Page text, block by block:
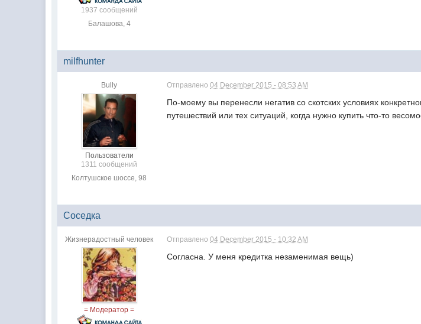
1937 сообщений
Балашова, 4
milfhunter
Bully
Пользователи
1311 сообщений
Колтушское шоссе, 98
Отправлено04 December 2015 - 08:53 AM
По-моему вы перенесли негатив со скотских условиях
путешествий или тех ситуаций, когда нужно купить что-то
Соседка
Жизнерадостный человек
= Модератор =
Отправлено04 December 2015 - 10:32 AM
Согласна. У меня кредитка незаменимая вещь)